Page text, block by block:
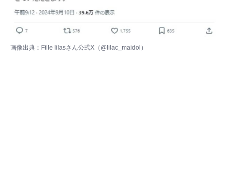
画像出典：Fille lilasさん公式X（ @lilac_maidol ）